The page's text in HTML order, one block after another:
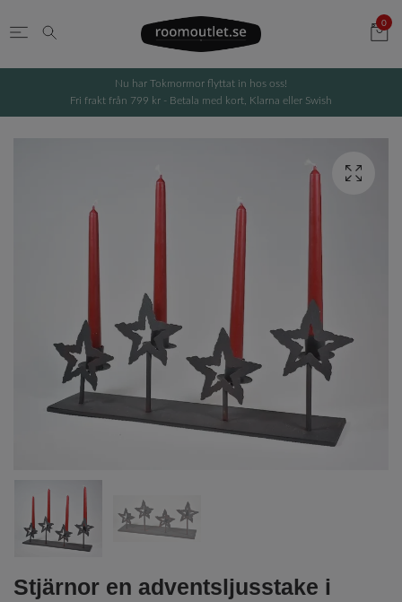
0
Nu har Tokmormor flyttat in hos oss!
Fri frakt från 799 kr - Betala med kort, Klarna eller Swish
Stjärnor en adventsljusstake i